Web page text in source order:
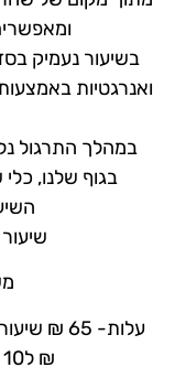
בשיעור נעמיק
ואנרגטיות
במהלך התרגול
בגוף שלנו,
₪ ל10 שיעורים, תקף ל4 חודשים